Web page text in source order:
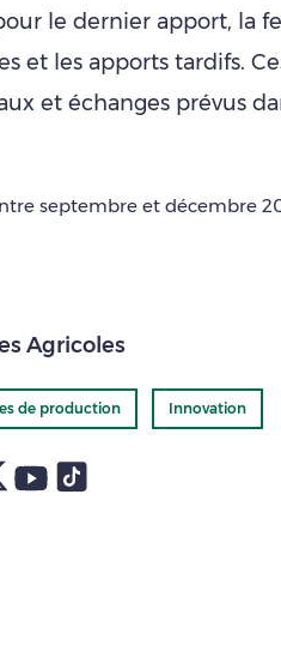
le dernier apport, la
et les apports tardifs.
et échanges prévus
septembre et décembre
Agricoles
de production Innovation